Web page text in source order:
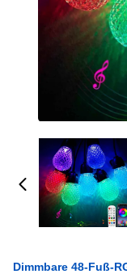
Dimmbare 48-Fuß-